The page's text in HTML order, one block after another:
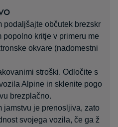
podaljšajte občutek brezskr
popolno kritje v primeru me
okvare (nadomestni
stroški. Odločite s
Alpine in sklenite pogo
brezplačno.
jamstvu je prenosljiva, zato
svojega vozila, če ga ž